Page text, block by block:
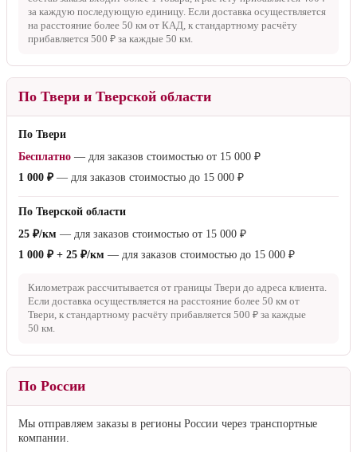
за каждую последующую единицу. Если доставка осуществляется
на расстояние более 50 км от КАД, к стандартному расчёту
прибавляется 500 ₽ за каждые 50 км
По Твери и Тверской области
По Твери
Бесплатно — для заказов стоимостью от 15 000 ₽
1 000 ₽— для заказов стоимостью до 15 000 ₽
По Тверской области
25 ₽/км — для заказов стоимостью от 15 000 ₽
1 000 ₽ + 25 ₽/км — для заказов стоимостью до 15 000 ₽
Километраж рассчитывается от границы Твери до адреса клиента.
Если доставка осуществляется на расстояние более 50 км от
Твери, к стандартному расчёту прибавляется 500 ₽ за каждые
50 км
По России
Мы отправляем заказы в регионы России через транспортные
компании.